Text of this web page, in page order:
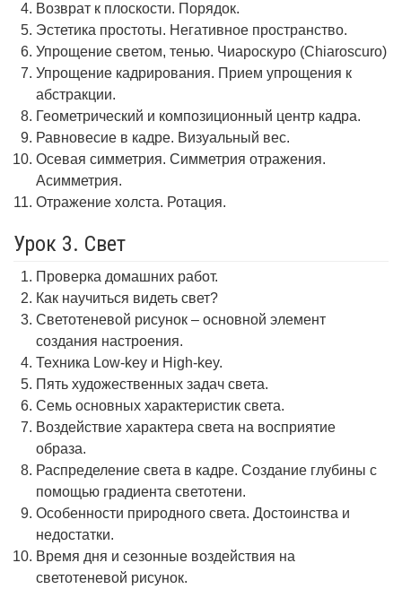
Возврат к плоскости. Порядок.
Эстетика простоты. Негативное пространство.
Упрощение светом, тенью. Чиароскуро (Chiaroscuro)
Упрощение кадрирования. Прием упрощения к
абстракции.
Геометрический и композиционный центр кадра.
Равновесие в кадре. Визуальный вес.
Осевая симметрия. Симметрия отражения.
Асимметрия.
Отражение холста. Ротация.
Урок 3. Свет
Проверка домашних работ.
Как научиться видеть свет?
Светотеневой рисунок – основной элемент
создания настроения.
Техника Low-key и High-key.
Пять художественных задач света.
Семь основных характеристик света.
Воздействие характера света на восприятие
образа.
Распределение света в кадре. Создание глубины с
помощью градиента светотени.
Особенности природного света. Достоинства и
недостатки.
Время дня и сезонные воздействия на
светотеневой рисунок.